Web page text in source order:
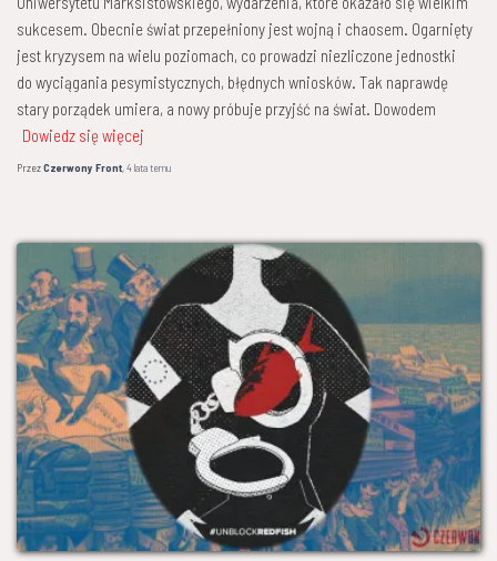
sukcesem. Obecnie świat przepełniony jest wojną i chaosem. Ogarnięty
jest kryzysem na wielu poziomach, co prowadzi niezliczone jednostki
do wyciągania pesymistycznych, błędnych wniosków. Tak naprawdę
stary porządek umiera, a nowy próbuje przyjść na świat. Dowodem
Dowiedz się więcej
PrzezCzerwony Front,4 latatemu